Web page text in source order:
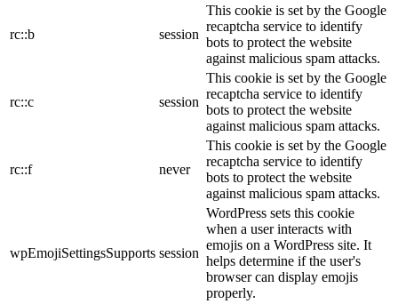
rc::b session
This cookie is set by the Google
recaptcha service to identify
bots to protect the website
against malicious spam attacks.
rc::c session
This cookie is set by the Google
recaptcha service to identify
bots to protect the website
against malicious spam attacks.
rc::f never
This cookie is set by the Google
recaptcha service to identify
bots to protect the website
against malicious spam attacks.
wpEmojiSettingsSupports session
WordPress sets this cookie
when a user interacts with
emojis on a WordPress site. It
helps determine if the user's
browser can display emojis
properly.